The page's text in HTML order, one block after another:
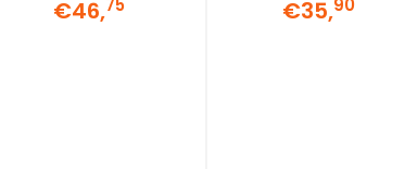
€46, €35,